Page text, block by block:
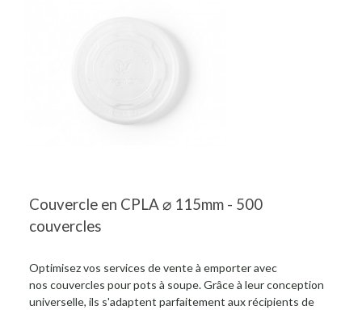
Couvercle en CPLA ⌀ 115mm - 500
couvercles
Optimisez vos services de vente à emporter avec
nos couvercles pour pots à soupe. Grâce à leur conception
universelle, ils s'adaptent parfaitement aux récipients de